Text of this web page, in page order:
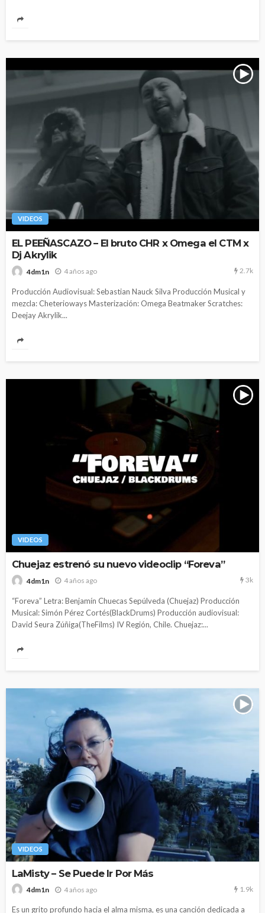
VIDEOS
EL PEEÑASCAZO – El bruto CHR x Omega el CTM x
Dj Akrylik
4dm1n 4 años ago 2.7k
Producción Audiovisual: Sebastian Nauck Silva Producción Musical y
mezcla: Cheterioways Masterización: Omega Beatmaker Scratches:
Deejay Akrylik...
VIDEOS
Chuejaz estrenó su nuevo videoclip “Foreva”
4dm1n 4 años ago 3k
“Foreva” Letra: Benjamín Chuecas Sepúlveda (Chuejaz) Producción
Musical: Simón Pérez Cortés(BlackDrums) Producción audiovisual:
David Seura Zúñiga(TheFilms) IV Región, Chile. Chuejaz:...
VIDEOS
LaMisty – Se Puede Ir Por Más
4dm1n 4 años ago 1.9k
Es un grito profundo hacia el alma misma, es una canción dedicada a